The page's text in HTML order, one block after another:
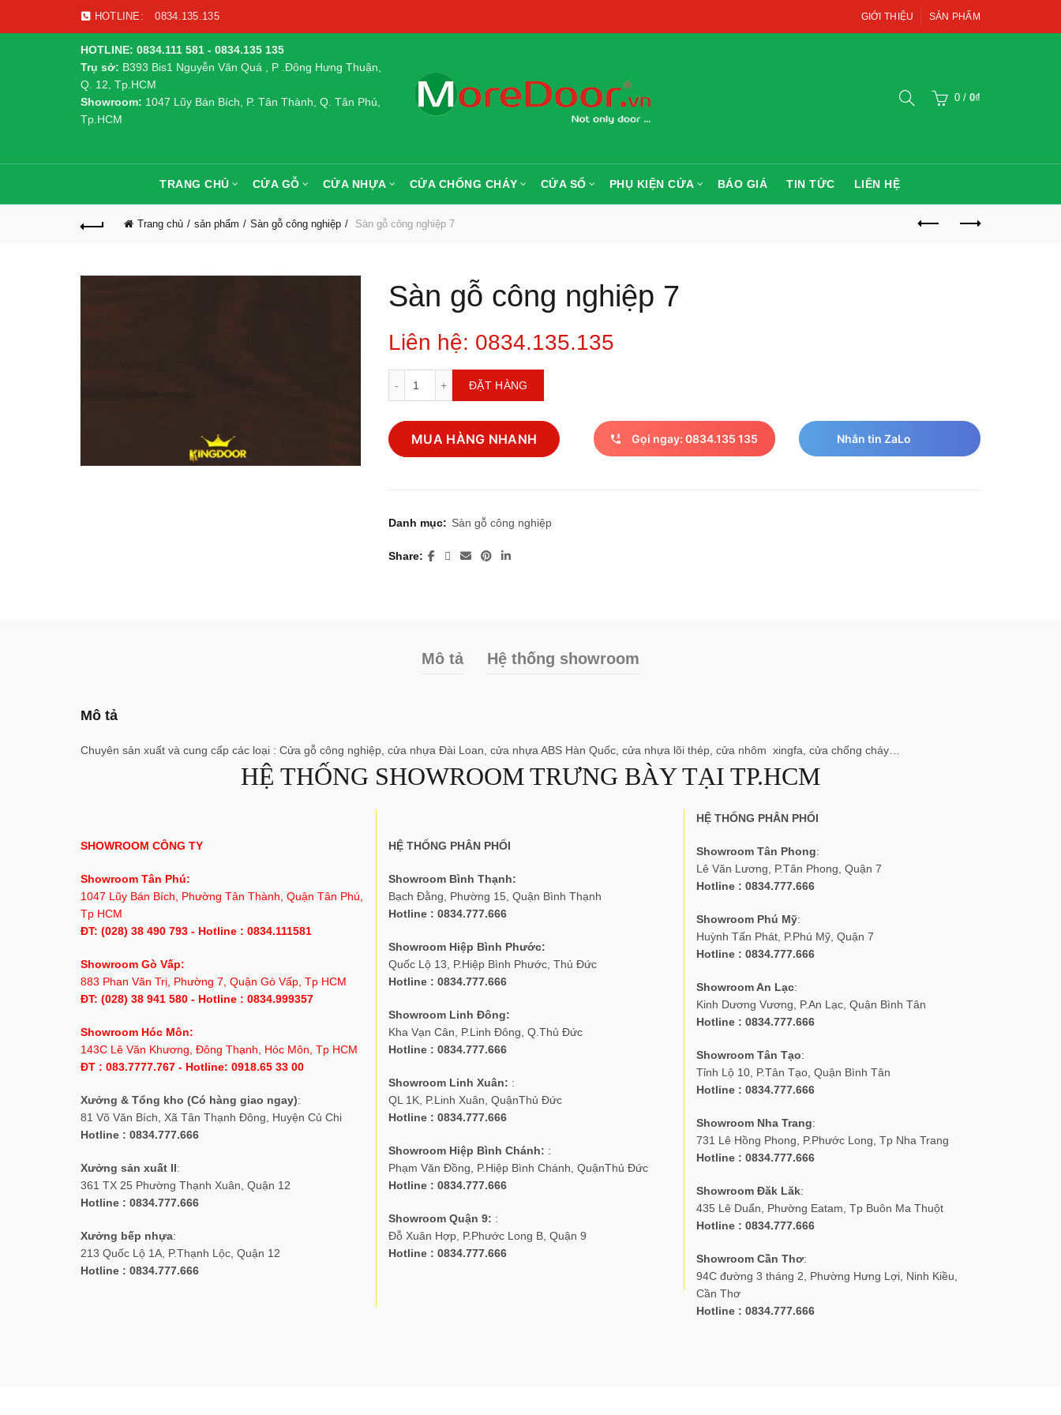
HOTLINE: 0834.135.135 GIỚI THIỆU SẢN PHẨM
HOTLINE: 0834.111 581 - 0834.135 135
Trụ sở: B393 Bis1 Nguyễn Văn Quá , P .Đông Hưng Thuận,
Q. 12, Tp.HCM
Showroom: 1047 Lũy Bán Bích, P. Tân Thành, Q. Tân Phú,
Tp.HCM
0 / 0₫
TRANG CHỦ CỬA GỖ CỬA NHỰA CỬA CHỐNG CHÁY CỬA SỔ PHỤ KIỆN CỬA BÁO GIÁ TIN TỨC LIÊN HỆ
Trang chủ sản phẩm Sàn gỗ công nghiệp Sàn gỗ công nghiệp 7
Sàn gỗ công nghiệp 7
Liên hệ: 0834.135.135
Sàn gỗ công nghiệp 7 số lượng
ĐẶT HÀNG
MUA HÀNG NHANH Gọi ngay: 0834.135 135 Nhắn tin ZaLo
Danh mục: Sàn gỗ công nghiệp
Share
Mô tả Hệ thống showroom
Mô tả
Chuyên sản xuất và cung cấp các loại : Cửa gỗ công nghiệp, cửa nhựa Đài Loan, cửa nhựa ABS Hàn Quốc, cửa nhựa lõi thép, cửa nhôm xingfa, cửa chống cháy…
HỆ THỐNG SHOWROOM TRƯNG BÀY TẠI TP.HCM
SHOWROOM CÔNG TY
Showroom Tân Phú:
1047 Lũy Bán Bích, Phường Tân Thành, Quận Tân Phú,
Tp HCM
ĐT: (028) 38 490 793 - Hotline : 0834.111581
Showroom Gò Vấp:
883 Phan Văn Trị, Phường 7, Quận Gò Vấp, Tp HCM
ĐT: (028) 38 941 580 - Hotline : 0834.999357
Showroom Hóc Môn:
143C Lê Văn Khương, Đông Thạnh, Hóc Môn, Tp HCM
ĐT : 083.7777.767 - Hotline: 0918.65 33 00
Xưởng & Tổng kho (Có hàng giao ngay):
81 Võ Văn Bích, Xã Tân Thạnh Đông, Huyện Củ Chi
Hotline : 0834.777.666
Xưởng sản xuất II:
361 TX 25 Phường Thạnh Xuân, Quận 12
Hotline : 0834.777.666
Xưởng bếp nhựa:
213 Quốc Lộ 1A, P.Thạnh Lộc, Quận 12
Hotline : 0834.777.666
HỆ THỐNG PHÂN PHỐI
Showroom Bình Thạnh:
Bạch Đằng, Phường 15, Quận Bình Thạnh
Hotline : 0834.777.666
Showroom Hiệp Bình Phước:
Quốc Lộ 13, P.Hiệp Bình Phước, Thủ Đức
Hotline : 0834.777.666
Showroom Linh Đông:
Kha Vạn Cân, P.Linh Đông, Q.Thủ Đức
Hotline : 0834.777.666
Showroom Linh Xuân: :
QL 1K, P.Linh Xuân, QuậnThủ Đức
Hotline : 0834.777.666
Showroom Hiệp Bình Chánh: :
Phạm Văn Đồng, P.Hiệp Bình Chánh, QuậnThủ Đức
Hotline : 0834.777.666
Showroom Quận 9: :
Đỗ Xuân Hợp, P.Phước Long B, Quận 9
Hotline : 0834.777.666
HỆ THỐNG PHÂN PHỐI
Showroom Tân Phong:
Lê Văn Lương, P.Tân Phong, Quận 7
Hotline : 0834.777.666
Showroom Phú Mỹ:
Huỳnh Tấn Phát, P.Phú Mỹ, Quận 7
Hotline : 0834.777.666
Showroom An Lạc:
Kinh Dương Vương, P.An Lạc, Quận Bình Tân
Hotline : 0834.777.666
Showroom Tân Tạo:
Tỉnh Lộ 10, P.Tân Tạo, Quận Bình Tân
Hotline : 0834.777.666
Showroom Nha Trang:
731 Lê Hồng Phong, P.Phước Long, Tp Nha Trang
Hotline : 0834.777.666
Showroom Đăk Lăk:
435 Lê Duẩn, Phường Eatam, Tp Buôn Ma Thuột
Hotline : 0834.777.666
Showroom Cần Thơ:
94C đường 3 tháng 2, Phường Hưng Lợi, Ninh Kiều,
Cần Thơ
Hotline : 0834.777.666